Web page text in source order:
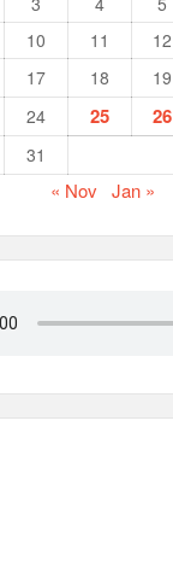
10 11 12
17 18 19
24 25 26
31
« Nov Jan »